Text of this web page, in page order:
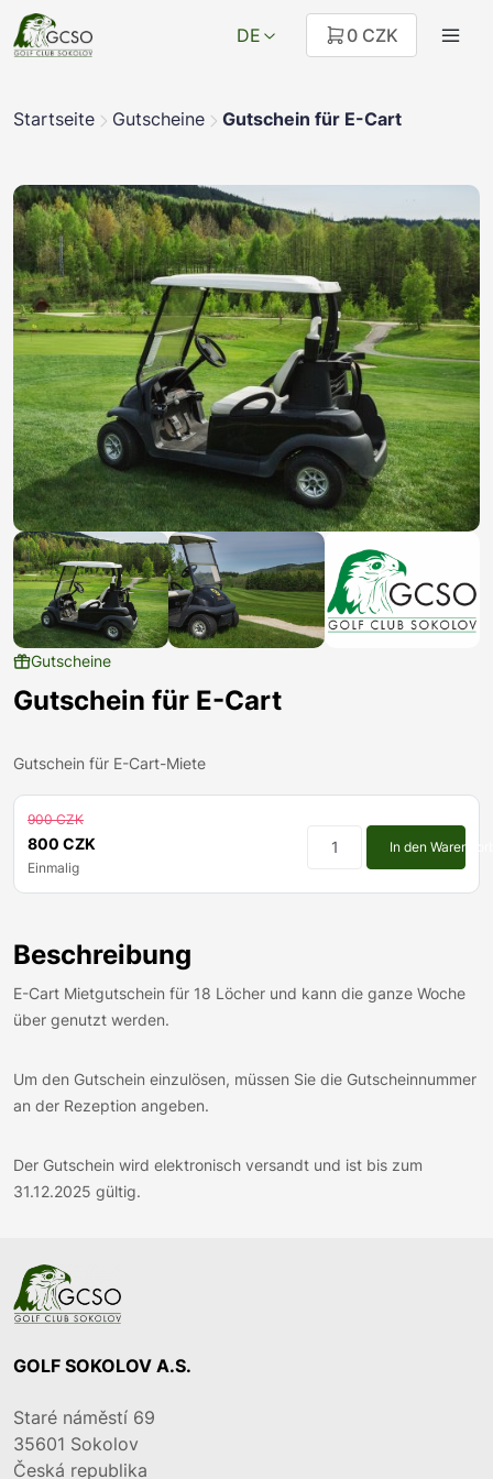
DE 0 CZK
Startseite Gutscheine Gutschein für E-Cart
Gutscheine
Gutschein für E-Cart
Gutschein für E-Cart-Miete
900 CZK
800 CZK
Einmalig
In den
Beschreibung
E-Cart Mietgutschein für 18 Löcher und kann die ganze Woche
über genutzt werden.
Um den Gutschein einzulösen, müssen Sie die Gutscheinnummer
an der Rezeption angeben.
Der Gutschein wird elektronisch versandt und ist bis zum
31.12.2025 gültig.
GOLF SOKOLOV A.S.
Staré náměstí 69
35601 Sokolov
Česká republika